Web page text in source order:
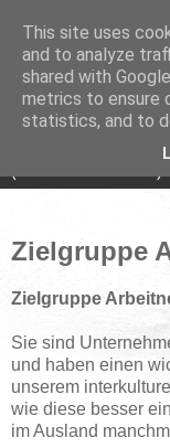
Zielgruppe
Zielgruppe
Sie sind
und haben einen
unserem
wie diese besser
im Ausland
This site uses
and to analyze
shared with
metrics to ensure
statistics, and to